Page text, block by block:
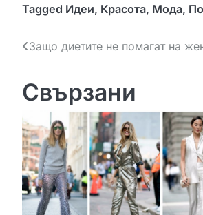
Tagged Идеи, Красота, Мода,
Н
в
и
г
а
ц
Защо диетите не помагат на
Свързани